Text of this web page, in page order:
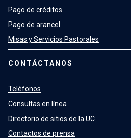
Pago de créditos
Pago de arancel
Misas y Servicios Pastorales
CONTÁCTANOS
Teléfonos
Consultas en línea
Directorio de sitios de la UC
Contactos de prensa